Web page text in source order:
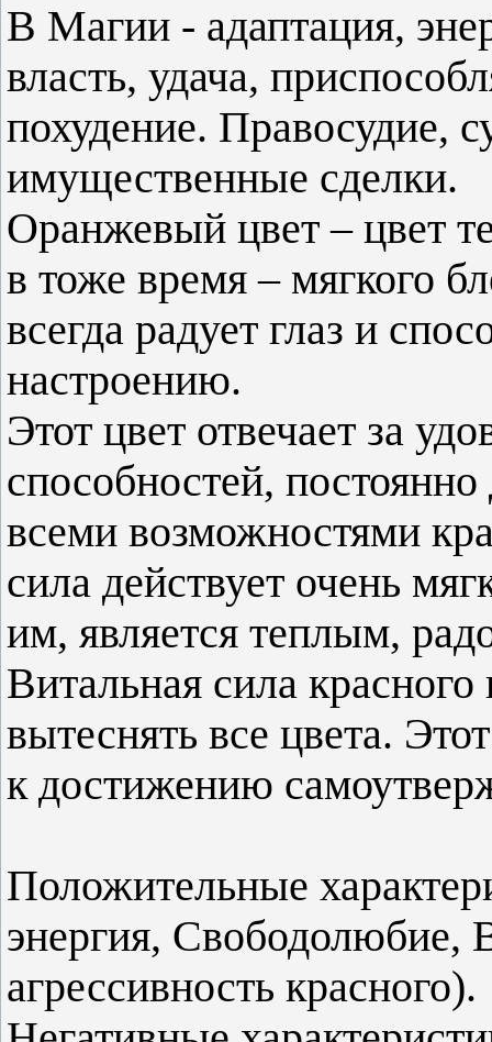
В Магии - адаптация,
власть, удача,
похудение. Правосудие,
имущественные сделки.
Оранжевый цвет – цвет
в тоже время – мягкого
всегда радует глаз и
настроению.
Этот цвет отвечает за
способностей,
всеми возможностями
сила действует очень
им, является теплым,
Витальная сила
вытеснять все цвета.
к достижению
Положительные
энергия, Свободолюбие,
агрессивность красного).